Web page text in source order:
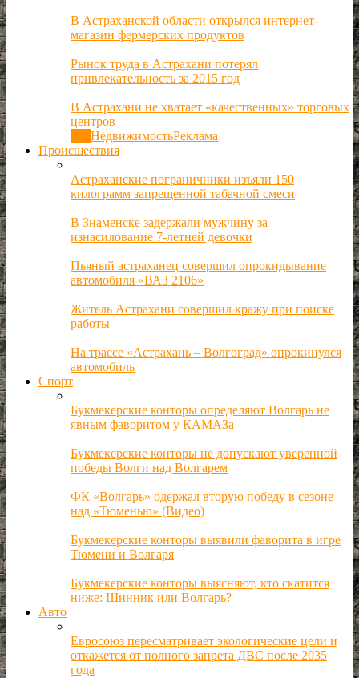
В Астраханской области открылся интернет-
магазин фермерских продуктов
Рынок труда в Астрахани потерял
привлекательность за 2015 год
В Астрахани не хватает «качественных» торговых
центров
НедвижимостьРеклама
Происшествия
Астраханские пограничники изъяли 150
килограмм запрещенной табачной смеси
В Знаменске задержали мужчину за
изнасилование 7-летней девочки
Пьяный астраханец совершил опрокидывание
автомобиля «ВАЗ 2106»
Житель Астрахани совершил кражу при поиске
работы
На трассе «Астрахань – Волгоград» опрокинулся
автомобиль
Спорт
Букмекерские конторы определяют Волгарь не
явным фаворитом у КАМАЗа
Букмекерские конторы не допускают уверенной
победы Волги над Волгарем
ФК «Волгарь» одержал вторую победу в сезоне
над «Тюменью» (Видео)
Букмекерские конторы выявили фаворита в игре
Тюмени и Волгаря
Букмекерские конторы выясняют, кто скатится
ниже: Шинник или Волгарь?
Авто
Евросоюз пересматривает экологические цели и
откажется от полного запрета ДВС после 2035
года